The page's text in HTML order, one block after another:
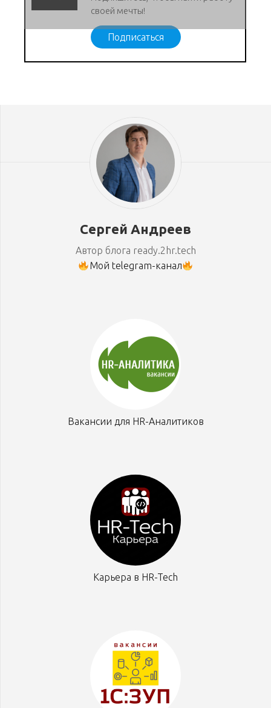
своей мечты!
Подписаться
Сергей Андреев
Автор блога ready.2hr.tech
Мой telegram-канал
Вакансии для HR-Аналитиков
Карьера в HR-Tech